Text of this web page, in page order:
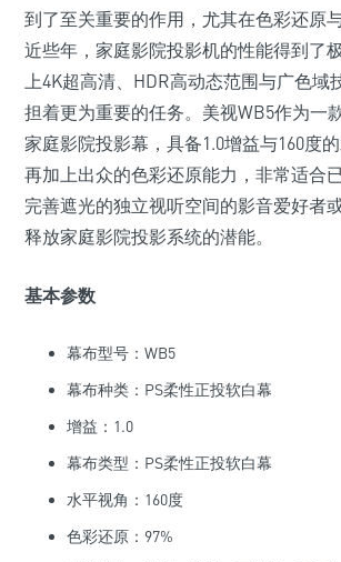
到了至关重要的作用，尤其在色彩还原
近些年，家庭影院投影机的性能得到了
上4K超高清、HDR高动态范围与广色域
担着更为重要的任务。美视WB5作为一
家庭影院投影幕，具备1.0增益与160度
再加上出众的色彩还原能力，非常适合
完善遮光的独立视听空间的影音爱好者
释放家庭影院投影系统的潜能。
基本参数
幕布型号：WB5
幕布种类：PS柔性正投软白幕
增益：1.0
幕布类型：PS柔性正投软白幕
水平视角：160度
色彩还原：97%